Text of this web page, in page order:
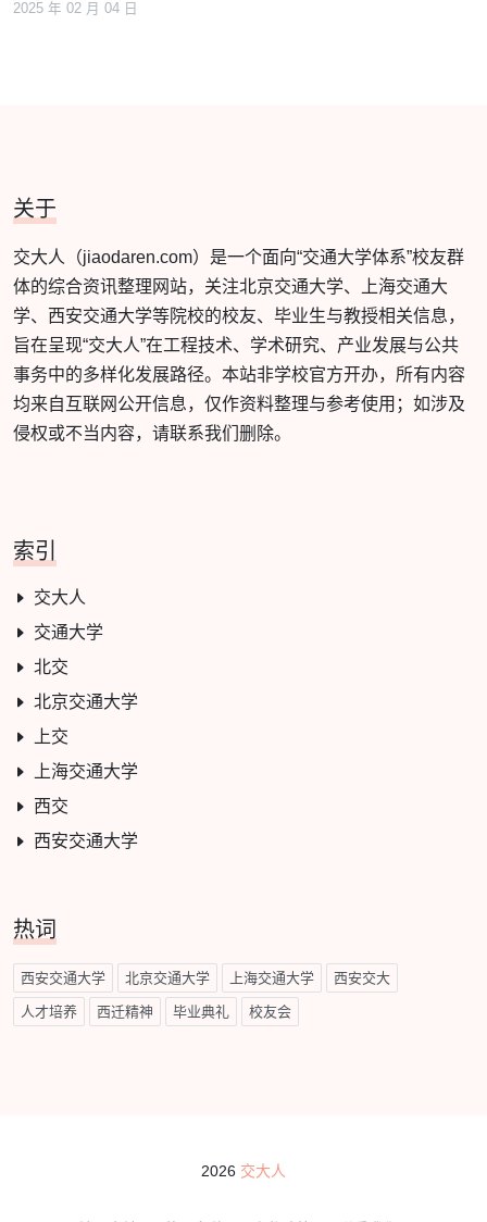
2025 年 02 月 04 日
关于
交大人（jiaodaren.com）是一个面向“交通大学体系”校友群
体的综合资讯整理网站，关注北京交通大学、上海交通大
学、西安交通大学等院校的校友、毕业生与教授相关信息，
旨在呈现“交大人”在工程技术、学术研究、产业发展与公共
事务中的多样化发展路径。本站非学校官方开办，所有内容
均来自互联网公开信息，仅作资料整理与参考使用；如涉及
侵权或不当内容，请联系我们删除。
索引
交大人
交通大学
北交
北京交通大学
上交
上海交通大学
西交
西安交通大学
热词
西安交通大学 北京交通大学 上海交通大学 西安交大
人才培养 西迁精神 毕业典礼 校友会
2026 交大人